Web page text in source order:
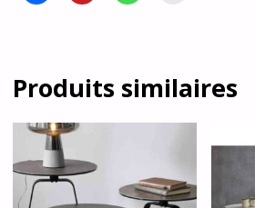
Produits similaires